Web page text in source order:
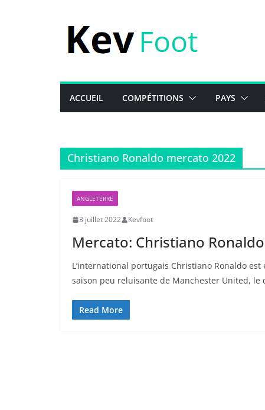
ACCUEIL COMPÉTITIONS PAYS
Christiano Ronaldo mercato 2022
ANGLETERRE
3 juillet 2022 Kevfoot
Mercato: Christiano
L’international portugais Christiano Ronaldo
saison peu reluisante de Manchester United, le
Read More